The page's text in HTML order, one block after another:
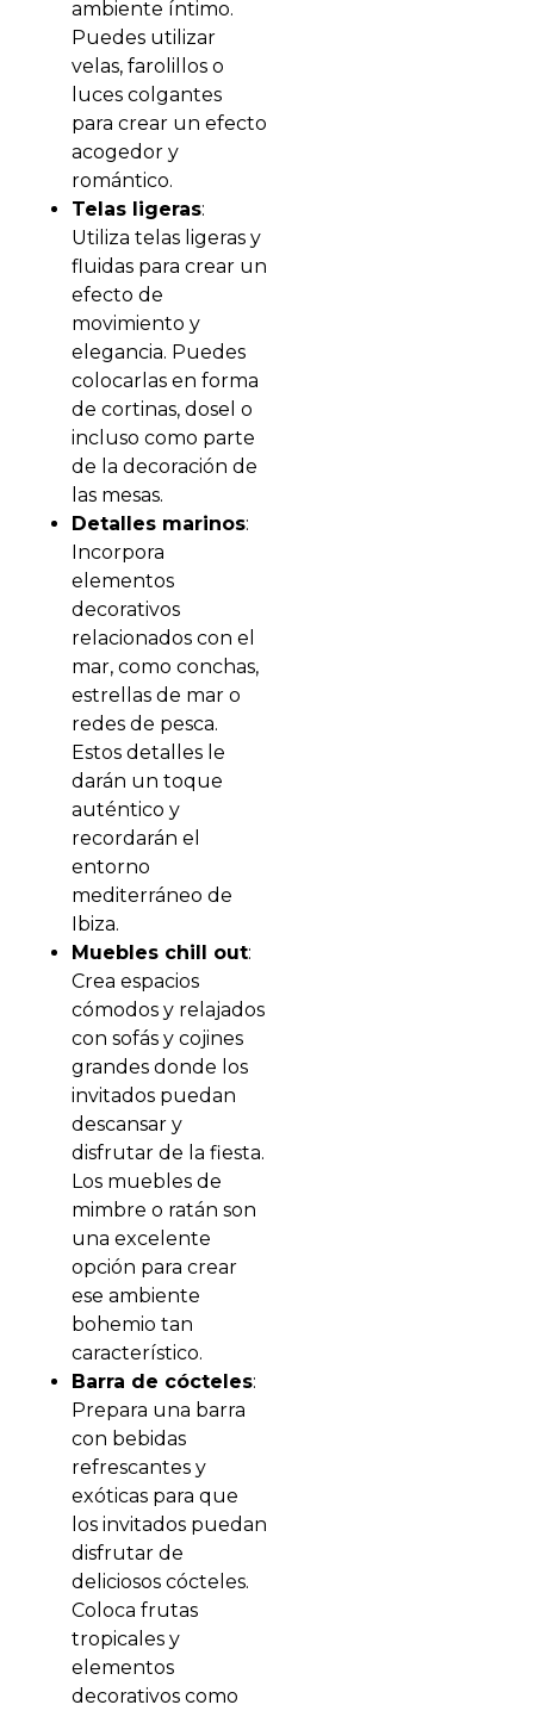
ambiente íntimo.
Puedes utilizar
velas, farolillos o
luces colgantes
para crear un efecto
acogedor y
romántico.
Telas ligeras:
Utiliza telas ligeras y
fluidas para crear un
efecto de
movimiento y
elegancia. Puedes
colocarlas en forma
de cortinas, dosel o
incluso como parte
de la decoración de
las mesas.
Detalles marinos:
Incorpora
elementos
decorativos
relacionados con el
mar, como conchas,
estrellas de mar o
redes de pesca.
Estos detalles le
darán un toque
auténtico y
recordarán el
entorno
mediterráneo de
Ibiza.
Muebles chill out:
Crea espacios
cómodos y relajados
con sofás y cojines
grandes donde los
invitados puedan
descansar y
disfrutar de la fiesta.
Los muebles de
mimbre o ratán son
una excelente
opción para crear
ese ambiente
bohemio tan
característico.
Barra de cócteles:
Prepara una barra
con bebidas
refrescantes y
exóticas para que
los invitados puedan
disfrutar de
deliciosos cócteles.
Coloca frutas
tropicales y
elementos
decorativos como